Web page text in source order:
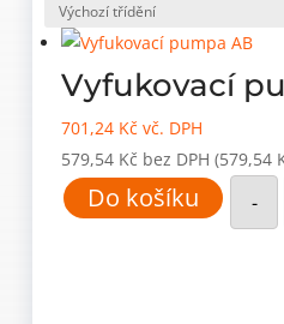
Vyfukovací
701,24 Kč vč. DPH
579,54 Kč bez DPH (579,54
Do košíku -